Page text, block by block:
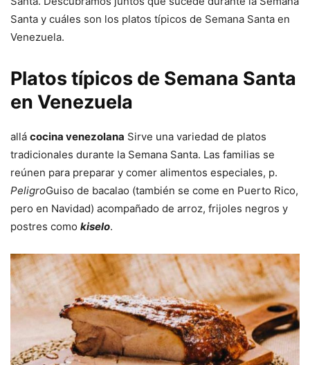
Santa y cuáles son los platos típicos de Semana Santa en
Venezuela.
Platos típicos de Semana Santa
en Venezuela
allá cocina venezolana Sirve una variedad de platos
tradicionales durante la Semana Santa. Las familias se
reúnen para preparar y comer alimentos especiales, p.
PeligroGuiso de bacalao (también se come en Puerto Rico,
pero en Navidad) acompañado de arroz, frijoles negros y
postres como kiselo.